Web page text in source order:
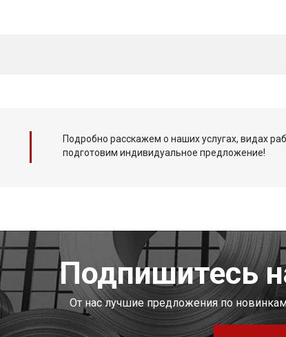
Подробно расскажем о наших услугах, видах
подготовим индивидуальное предложение!
Подпишитесь
От нас лучшие предложения по